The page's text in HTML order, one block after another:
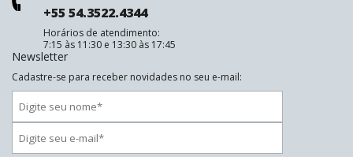
+55 54.3522.4344
Horários de atendimento:
7:15 às 11:30 e 13:30 às 17:45
Newsletter
Cadastre-se para receber novidades no seu e-mail: